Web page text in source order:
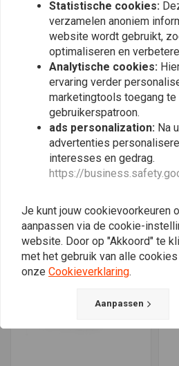
Magnetische schakelaar
voor Valeo Startmotoren
-
Statistische cookies:
verzamelen anoniem
website wordt gebruikt,
optimaliseren en
Analytische cookies:
ervaring verder
marketingtools toegang
gebruikerspatroon.
ads personalization: Na
advertenties
interesses en gedrag.
https://
Je kunt jouw cookievoorkeuren
aanpassen via de cookie-
website. Door op "Akkoord" te
met het gebruik van alle
onze Cookieverklaring.
Aanpassen